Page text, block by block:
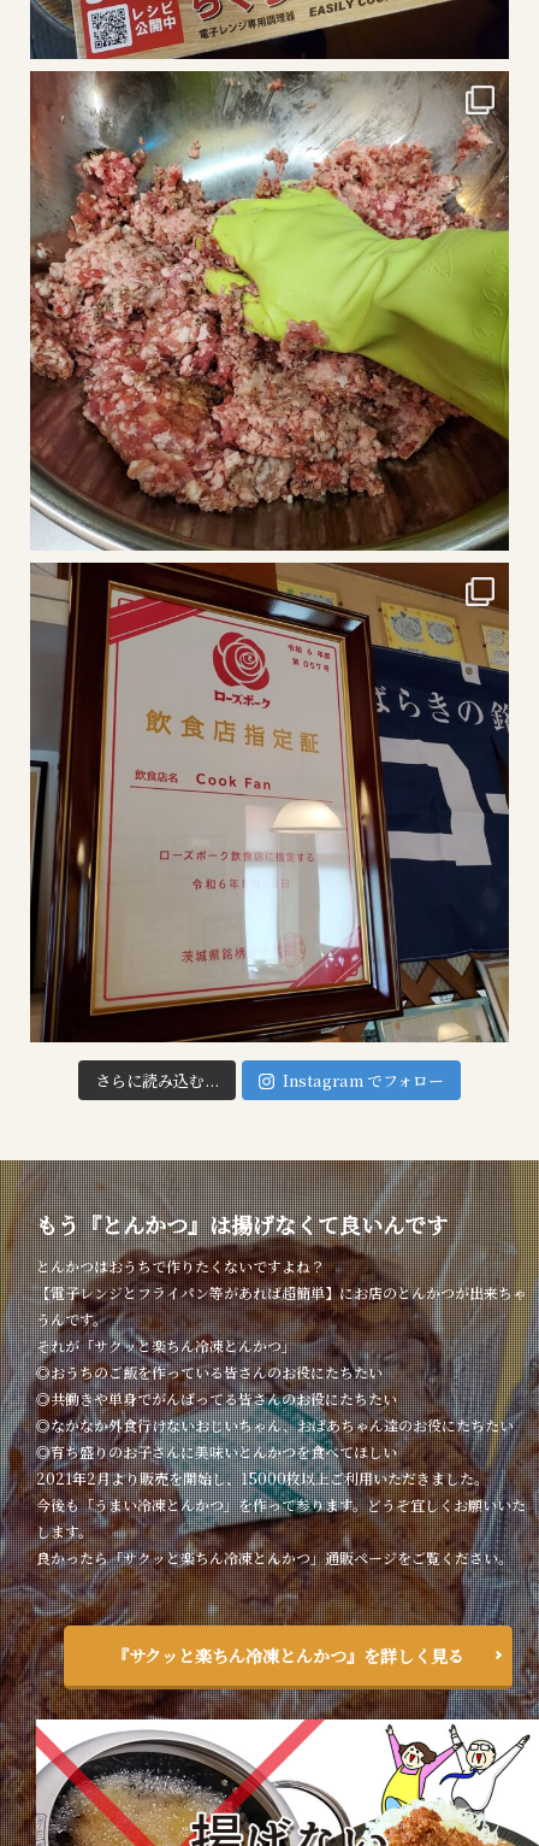
さらに読み込む... Instagram でフォロー
もう『とんかつ』は揚げなくて良いんです
とんかつはおうちで作りたくないですよね？
【電子レンジとフライパン等があれば超簡単】にお店のとんかつが出来ちゃ
うんです。
それが「サクッと楽ちん冷凍とんかつ」
◎おうちのご飯を作っている皆さんのお役にたちたい
◎共働きや単身でがんばってる皆さんのお役にたちたい
◎なかなか外食行けないおじいちゃん、おばあちゃん達のお役にたちたい
◎育ち盛りのお子さんに美味いとんかつを食べてほしい
2021年2月より販売を開始し、15000枚以上ご利用いただきました。
今後も「うまい冷凍とんかつ」を作って参ります。どうぞ宜しくお願いいた
します。
良かったら「サクッと楽ちん冷凍とんかつ」通販ページをご覧ください。
『サクッと楽ちん冷凍とんかつ』を詳しく見る